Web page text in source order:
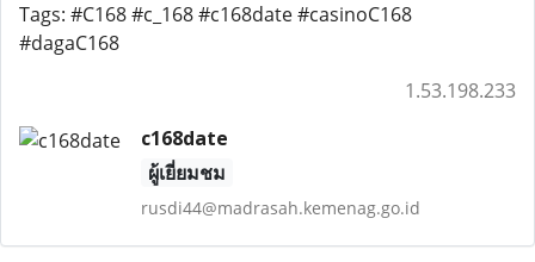
Tags: #C168 #c_168 #c168date #casinoC168
#dagaC168
1.53.198.233
c168date
ผู้เยี่ยมชม
rusdi44@madrasah.kemenag.go.id